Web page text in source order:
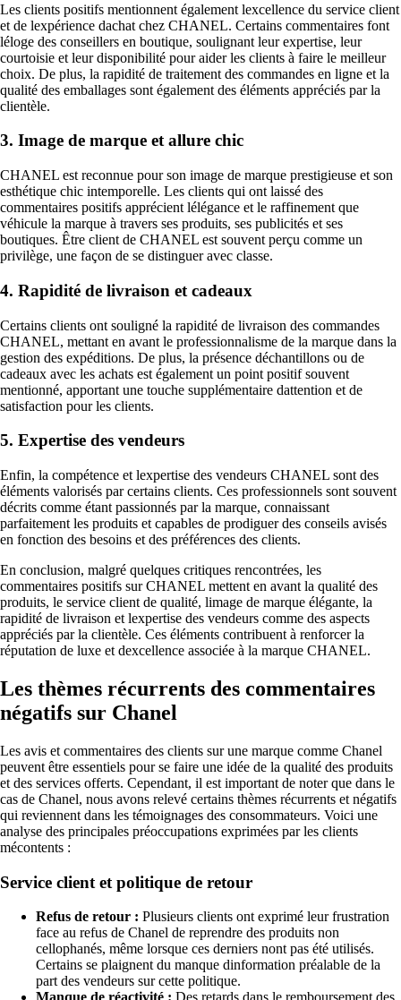
Les clients positifs mentionnent également lexcellence du service client
et de lexpérience dachat chez CHANEL. Certains commentaires font
léloge des conseillers en boutique, soulignant leur expertise, leur
courtoisie et leur disponibilité pour aider les clients à faire le meilleur
choix. De plus, la rapidité de traitement des commandes en ligne et la
qualité des emballages sont également des éléments appréciés par la
clientèle.
3. Image de marque et allure chic
CHANEL est reconnue pour son image de marque prestigieuse et son
esthétique chic intemporelle. Les clients qui ont laissé des
commentaires positifs apprécient lélégance et le raffinement que
véhicule la marque à travers ses produits, ses publicités et ses
boutiques. Être client de CHANEL est souvent perçu comme un
privilège, une façon de se distinguer avec classe.
4. Rapidité de livraison et cadeaux
Certains clients ont souligné la rapidité de livraison des commandes
CHANEL, mettant en avant le professionnalisme de la marque dans la
gestion des expéditions. De plus, la présence déchantillons ou de
cadeaux avec les achats est également un point positif souvent
mentionné, apportant une touche supplémentaire dattention et de
satisfaction pour les clients.
5. Expertise des vendeurs
Enfin, la compétence et lexpertise des vendeurs CHANEL sont des
éléments valorisés par certains clients. Ces professionnels sont souvent
décrits comme étant passionnés par la marque, connaissant
parfaitement les produits et capables de prodiguer des conseils avisés
en fonction des besoins et des préférences des clients.
En conclusion, malgré quelques critiques rencontrées, les
commentaires positifs sur CHANEL mettent en avant la qualité des
produits, le service client de qualité, limage de marque élégante, la
rapidité de livraison et lexpertise des vendeurs comme des aspects
appréciés par la clientèle. Ces éléments contribuent à renforcer la
réputation de luxe et dexcellence associée à la marque CHANEL.
Les thèmes récurrents des commentaires
négatifs sur Chanel
Les avis et commentaires des clients sur une marque comme Chanel
peuvent être essentiels pour se faire une idée de la qualité des produits
et des services offerts. Cependant, il est important de noter que dans le
cas de Chanel, nous avons relevé certains thèmes récurrents et négatifs
qui reviennent dans les témoignages des consommateurs. Voici une
analyse des principales préoccupations exprimées par les clients
mécontents :
Service client et politique de retour
Refus de retour : Plusieurs clients ont exprimé leur frustration
face au refus de Chanel de reprendre des produits non
cellophanés, même lorsque ces derniers nont pas été utilisés.
Certains se plaignent du manque dinformation préalable de la
part des vendeurs sur cette politique.